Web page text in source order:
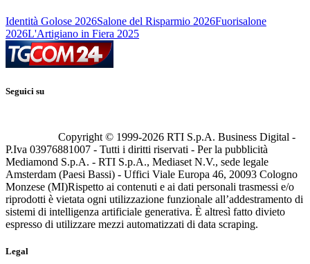
Identità Golose 2026Salone del Risparmio 2026Fuorisalone
2026L'Artigiano in Fiera 2025
Seguici su
Copyright © 1999-2026 RTI S.p.A. Business Digital -
P.Iva 03976881007 - Tutti i diritti riservati - Per la pubblicità
Mediamond S.p.A. - RTI S.p.A., Mediaset N.V., sede legale
Amsterdam (Paesi Bassi) - Uffici Viale Europa 46, 20093 Cologno
Monzese (MI)Rispetto ai contenuti e ai dati personali trasmessi e/o
riprodotti è vietata ogni utilizzazione funzionale all’addestramento di
sistemi di intelligenza artificiale generativa. È altresì fatto divieto
espresso di utilizzare mezzi automatizzati di data scraping.
Legal